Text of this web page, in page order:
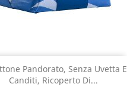
Pandorato, Senza Uvetta E
Canditi, Ricoperto Di...